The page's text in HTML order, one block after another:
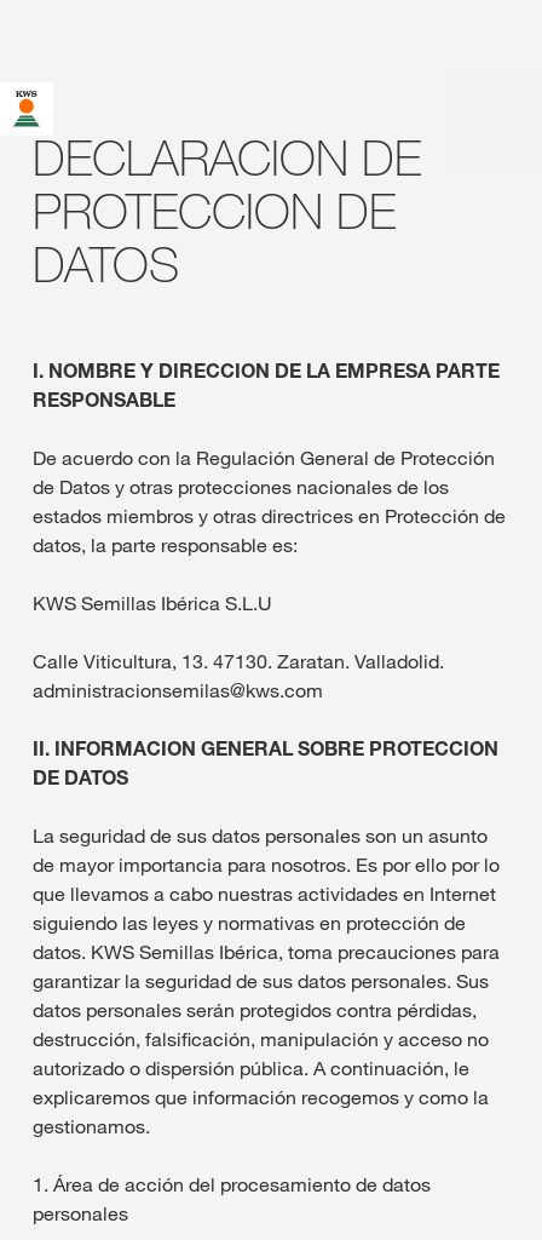
DECLARACION DE
PROTECCION DE
DATOS
I. NOMBRE Y DIRECCION DE LA EMPRESA PARTE
RESPONSABLE
De acuerdo con la Regulación General de Protección
de Datos y otras protecciones nacionales de los
estados miembros y otras directrices en Protección de
datos, la parte responsable es:
KWS Semillas Ibérica S.L.U
Calle Viticultura, 13. 47130. Zaratan. Valladolid.
administracionsemilas@kws.com
II. INFORMACION GENERAL SOBRE PROTECCION
DE DATOS
La seguridad de sus datos personales son un asunto
de mayor importancia para nosotros. Es por ello por lo
que llevamos a cabo nuestras actividades en Internet
siguiendo las leyes y normativas en protección de
datos. KWS Semillas Ibérica, toma precauciones para
garantizar la seguridad de sus datos personales. Sus
datos personales serán protegidos contra pérdidas,
destrucción, falsificación, manipulación y acceso no
autorizado o dispersión pública. A continuación, le
explicaremos que información recogemos y como la
gestionamos.
1. Área de acción del procesamiento de datos
personales